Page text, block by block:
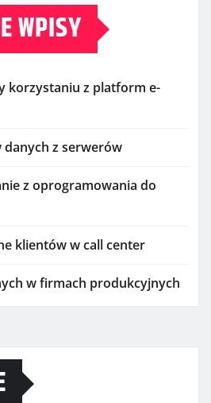
WPISY
korzystaniu z platform e-
danych z serwerów
z oprogramowania do
klientów w call center
w firmach produkcyjnych